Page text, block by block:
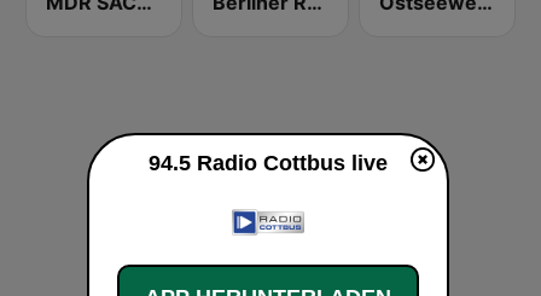
94.5 Radio Cottbus live